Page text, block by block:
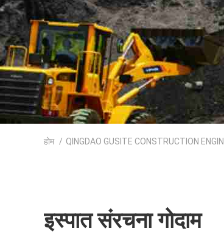
होम / QINGDAO GUSITE CONSTRUCTION
इस्पात संरचना गोदाम